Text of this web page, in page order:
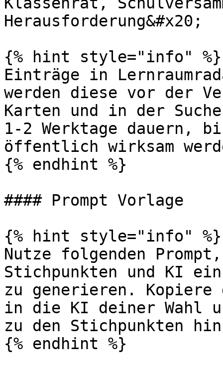
Herausforderung&#x20;
{% hint style="info" %}
Einträge in
werden diese vor der
Karten und in der
1-2 Werktage dauern,
öffentlich wirksam
{% endhint %}
#### Prompt Vorlage
{% hint style="info" %}
Nutze folgenden
Stichpunkten und KI
zu generieren. Kopiere
in die KI deiner Wahl
zu den Stichpunkten
{% endhint %}